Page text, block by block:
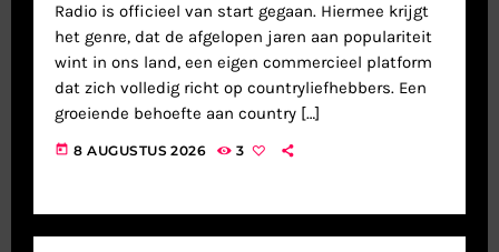
Radio is officieel van start gegaan. Hiermee krijgt
het genre, dat de afgelopen jaren aan populariteit
wint in ons land, een eigen commercieel platform
dat zich volledig richt op countryliefhebbers. Een
groeiende behoefte aan country […]
today 8 AUGUSTUS 2026 3